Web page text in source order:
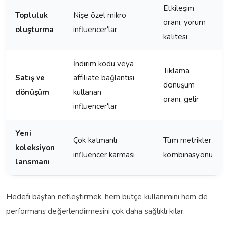
Topluluk
oluşturma
Nişe özel mikro
influencer'lar
Etkileşim
oranı, yorum
kalitesi
Satış ve
dönüşüm
İndirim kodu veya
affiliate bağlantısı
kullanan
influencer'lar
Tıklama,
dönüşüm
oranı, gelir
Yeni
koleksiyon
lansmanı
Çok katmanlı
influencer karması
Tüm metrikler
kombinasyonu
Hedefi baştan netleştirmek, hem bütçe kullanımını hem de
performans değerlendirmesini çok daha sağlıklı kılar.